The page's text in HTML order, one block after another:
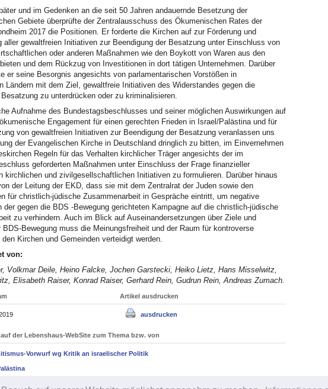
und im Gedenken an die seit 50 Jahren andauernde Besetzung der
Gebiete überprüfte der Zentralausschuss des Ökumenischen Rates der
2017 die Positionen. Er forderte die Kirchen auf zur Förderung und
aller gewaltfreien Initiativen zur Beendigung der Besatzung unter Einschluss von
oder anderen Maßnahmen wie den Boykott von Waren aus den
und dem Rückzug von Investitionen in dort tätigen Unternehmen. Darüber
er seine Besorgnis angesichts von parlamentarischen Vorstößen in
Ländern mit dem Ziel, gewaltfreie Initiativen des Widerstandes gegen die
zu unterdrücken oder zu kriminalisieren.
Aufnahme des Bundestagsbeschlusses und seiner möglichen Auswirkungen auf
Engagement für einen gerechten Frieden in Israel/Palästina und für
von gewaltfreien Initiativen zur Beendigung der Besatzung veranlassen uns
der Evangelischen Kirche in Deutschland dringlich zu bitten, im Einvernehmen
Regeln für das Verhalten kirchlicher Träger angesichts der im
geforderten Maßnahmen unter Einschluss der Frage finanzieller
kirchlichen und zivilgesellschaftlichen Initiativen zu formulieren. Darüber hinaus
der Leitung der EKD, dass sie mit dem Zentralrat der Juden sowie den
für christlich-jüdische Zusammenarbeit in Gespräche eintritt, um negative
der gegen die BDS -Bewegung gerichteten Kampagne auf die christlich-jüdische
zu verhindern. Auch im Blick auf Auseinandersetzungen über Ziele und
BDS-Bewegung muss die Meinungsfreiheit und der Raum für kontroverse
Kirchen und Gemeinden verteidigt werden.
von:
Volkmar Deile, Heino Falcke, Jochen Garstecki, Heiko Lietz, Hans Misselwitz,
Elisabeth Raiser, Konrad Raiser, Gerhard Rein, Gudrun Rein, Andreas Zumach.
Artikel ausdrucken
ausdrucken
der Lebenshaus-WebSite zum Thema bzw. von
Vorwurf wg Kritik an israelischer Politik